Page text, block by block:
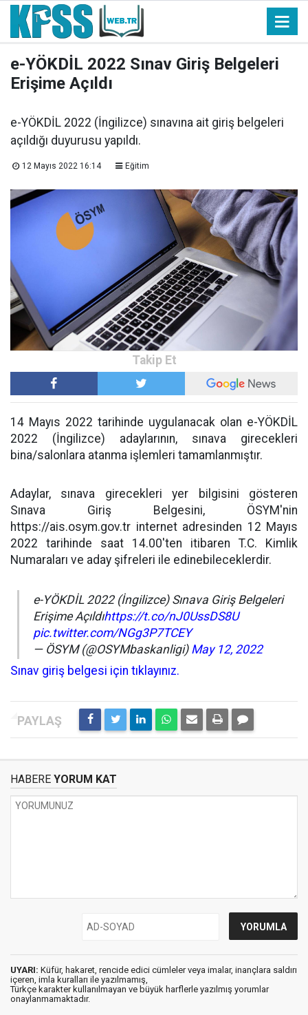
e-YÖKDİL 2022 Sınav Giriş Belgeleri
Erişime Açıldı
e-YÖKDİL 2022 (İngilizce) sınavına ait giriş belgeleri
açıldığı duyurusu yapıldı.
12 Mayıs 2022 16:14 Eğitim
14 Mayıs 2022 tarihinde uygulanacak olan e-YÖKDİL
2022 (İngilizce) adaylarının, sınava girecekleri
bina/salonlara atanma işlemleri tamamlanmıştır.
Adaylar, sınava girecekleri yer bilgisini gösteren
Sınava Giriş Belgesini, ÖSYM'nin
https://ais.osym.gov.tr internet adresinden 12 Mayıs
2022 tarihinde saat 14.00'ten itibaren T.C. Kimlik
Numaraları ve aday şifreleri ile edinebileceklerdir.
e-YÖKDİL 2022 (İngilizce) Sınava Giriş Belgeleri
Erişime Açıldıhttps://t.co/nJ0UssDS8U
pic.twitter.com/NGg3P7TCEY
— ÖSYM (@OSYMbaskanligi) May 12, 2022
Sınav giriş belgesi için tıklayınız.
HABERE YORUM KAT
UYARI: Küfür, hakaret, rencide edici cümleler veya imalar, inançlara saldırı
içeren, imla kuralları ile yazılmamış,
Türkçe karakter kullanılmayan ve büyük harflerle yazılmış yorumlar
onaylanmamaktadır.